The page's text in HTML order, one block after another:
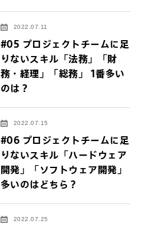
2022.07.11
#05 プロジェクトチームに足
りないスキル「法務」「財
務・経理」「総務」 1番多い
のは？
2022.07.15
#06 プロジェクトチームに足
りないスキル「ハードウェア
開発」「ソフトウェア開発」
多いのはどちら？
2022.07.25